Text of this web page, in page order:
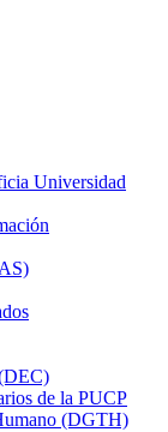
Universidad
de la PUCP
(DGTH)